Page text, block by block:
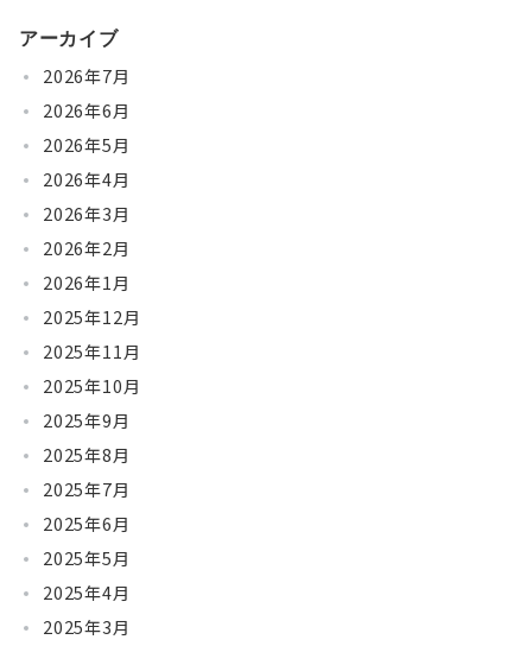
アーカイブ
2026年7月
2026年6月
2026年5月
2026年4月
2026年3月
2026年2月
2026年1月
2025年12月
2025年11月
2025年10月
2025年9月
2025年8月
2025年7月
2025年6月
2025年5月
2025年4月
2025年3月